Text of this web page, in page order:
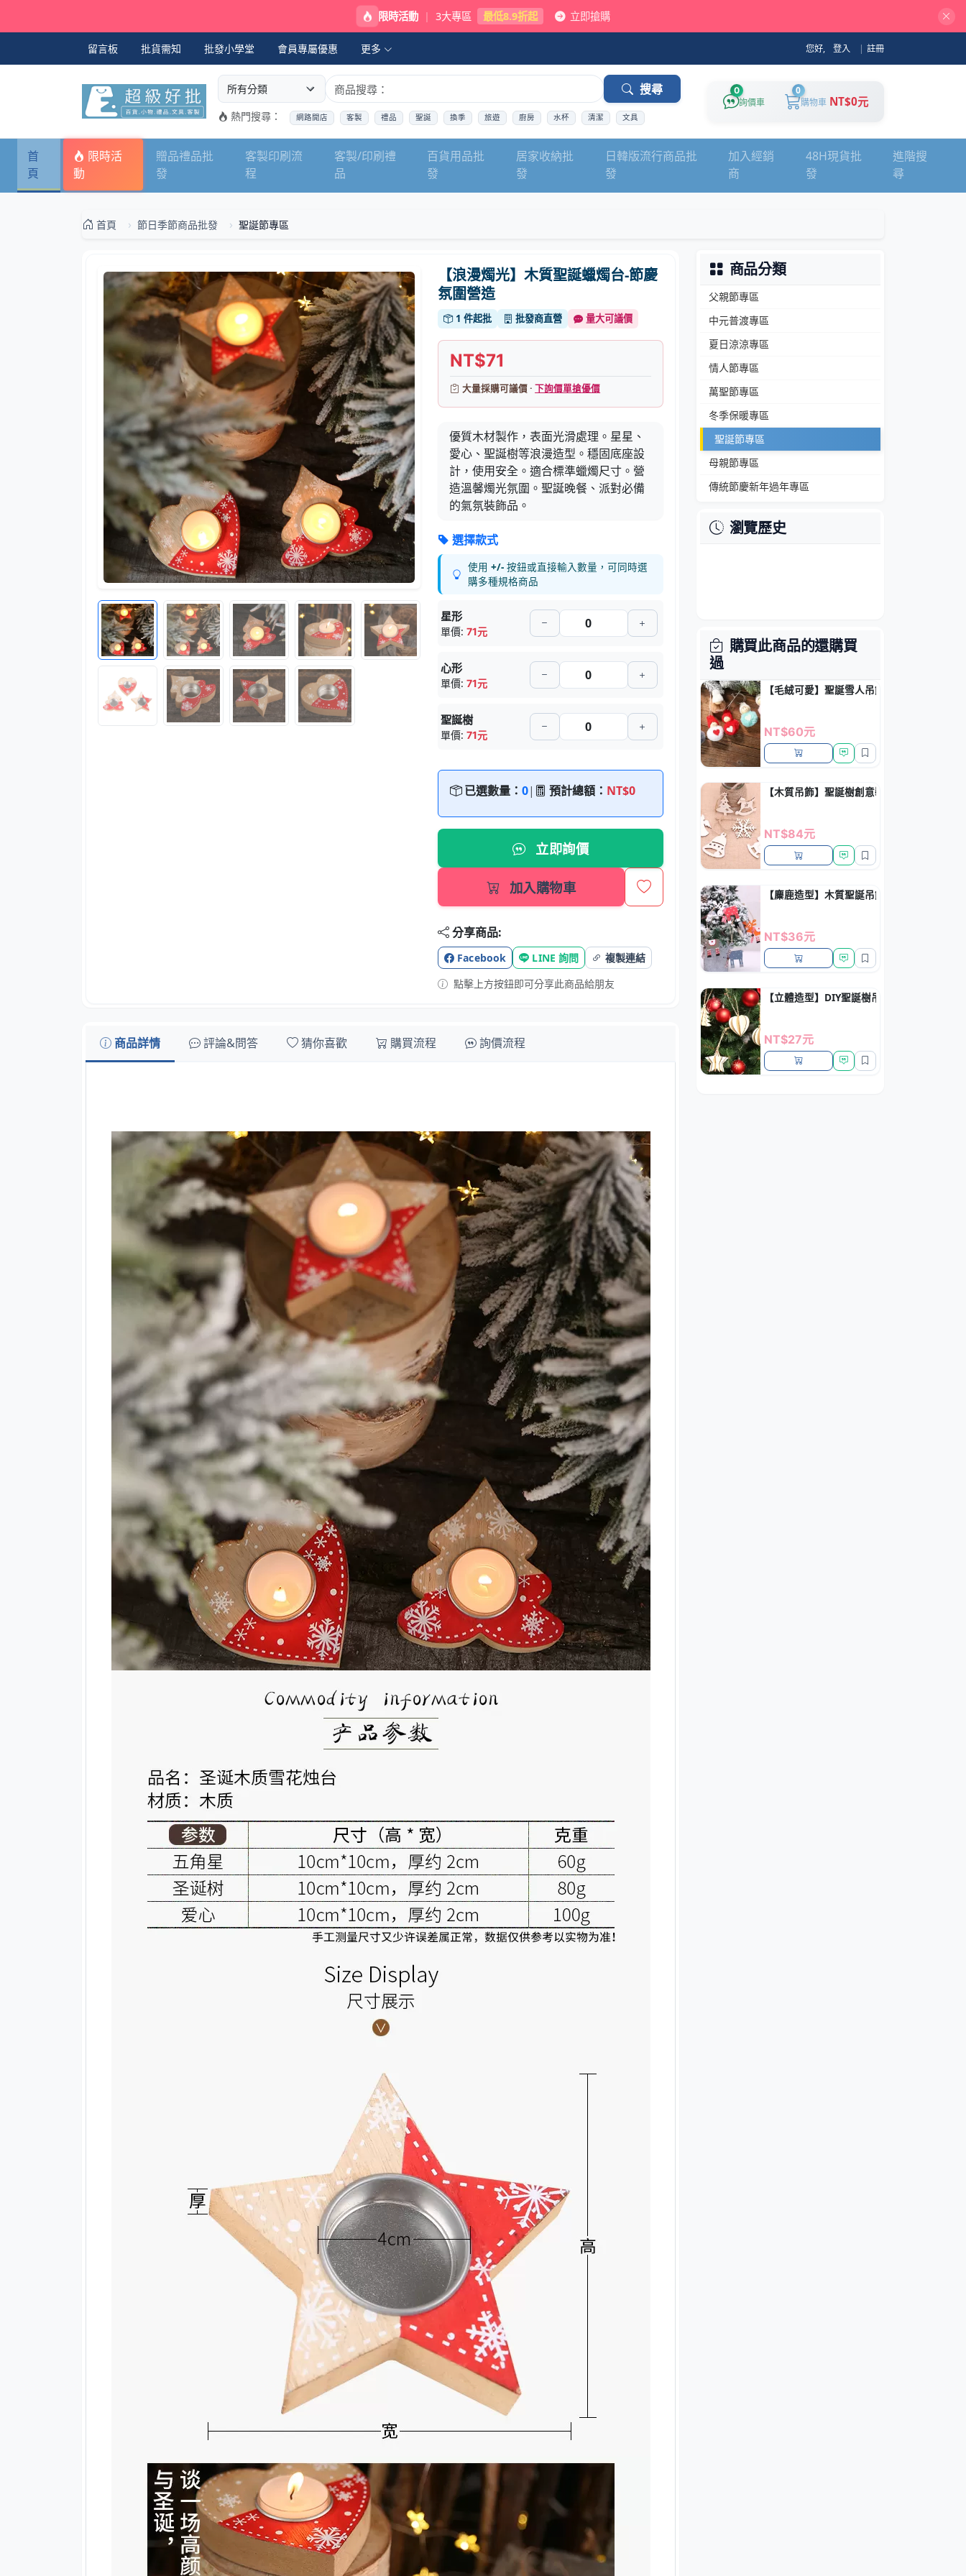
限時活動 | 3大專區 最低8.9折起 立即搶購
留言板 批貨需知 批發小學堂 會員專屬優惠 更多 您好, 登入 | 註冊
選擇商品分類
搜尋商品關鍵字 搜尋
熱門搜尋： 網路開店 客製 禮品 聖誕 換季 旅遊 廚房 水杯 清潔 文具
0
詢價車
0
購物車 NT$0元
首
頁
限時活
動
贈品禮品批
發
客製印刷流
程
客製/印刷禮
品
百貨用品批
發
居家收納批
發
日韓版流行商品批
發
加入經銷
商
48H現貨批
發
進階搜
尋
首頁 節日季節商品批發 聖誕節專區
【浪漫燭光】木質聖誕蠟燭台-節慶
氛圍營造
1 件起批 批發商直營 量大可議價
NT$71
大量採購可議價 ·下詢價單搶優價
優質木材製作，表面光滑處理。星星、
愛心、聖誕樹等浪漫造型。穩固底座設
計，使用安全。適合標準蠟燭尺寸。營
造溫馨燭光氛圍。聖誕晚餐、派對必備
的氣氛裝飾品。
選擇款式
使用+/- 按鈕或直接輸入數量，可同時選
購多種規格商品
星形
單價:71元
心形
單價:71元
聖誕樹
單價:71元
已選數量：0| 預計總額： NT$0
立即詢價
加入購物車
分享商品:
Facebook LINE 詢問
複製連結
點擊上方按鈕即可分享此商品給朋友
商品詳情 評論&問答 猜你喜歡 購買流程 詢價流程
商品分類
父親節專區
中元普渡專區
夏日涼涼專區
情人節專區
萬聖節專區
冬季保暖專區
聖誕節專區
母親節專區
傳統節慶新年過年專區
瀏覽歷史
購買此商品的還購買
過
【毛絨可愛】聖誕雪人吊飾-聖誕樹裝飾精品
NT$60元
【木質吊飾】聖誕樹創意裝飾 - 麻繩小吊飾
NT$84元
【麋鹿造型】木質聖誕吊飾 - 可愛聖誕樹裝飾
NT$36元
【立體造型】DIY聖誕樹吊飾-多款創意裝飾
NT$27元